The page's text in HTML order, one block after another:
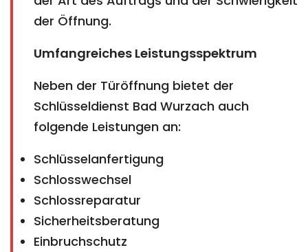
der Öffnung.
Umfangreiches Leistungsspektrum
Neben der Türöffnung bietet der
Schlüsseldienst Bad Wurzach auch
folgende Leistungen an:
Schlüsselanfertigung
Schlosswechsel
Schlossreparatur
Sicherheitsberatung
Einbruchschutz